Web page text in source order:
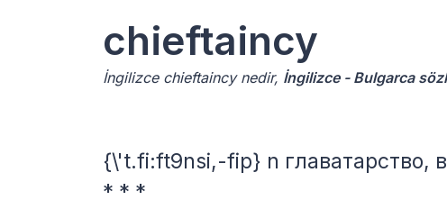
chieftaincy
İngilizce chieftaincy nedir, İngilizce - Bulgarca
{\'t.fi:ft9nsi,-fip} n главатарство,
* * *